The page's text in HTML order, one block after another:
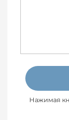
Нажимая